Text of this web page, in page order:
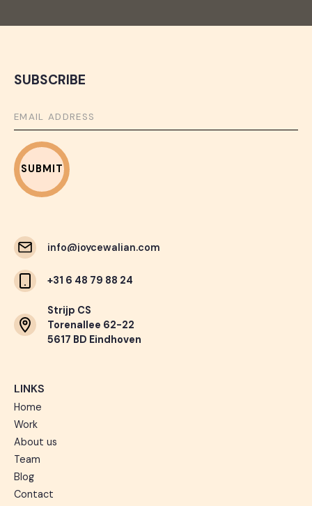
SUBSCRIBE
info@joycewalian.com
info@joycewalian.com
+31 6 48 79 88 24
Strijp CS
Torenallee 62-22
5617 BD Eindhoven
LINKS
Home
Work
About us
Team
Blog
Contact